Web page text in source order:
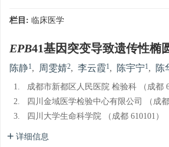
栏目: 临床医学
EPB41基因突变导致遗传性椭
陈静1, 周雯婧2, 李云霞1, 陈宇宁1, 陈
1.
成都市新都区人民医院 检验科 （成都
2.
四川金域医学检验中心有限公司 （成都
3.
四川大学生命科学院 （成都 610101）
详细信息